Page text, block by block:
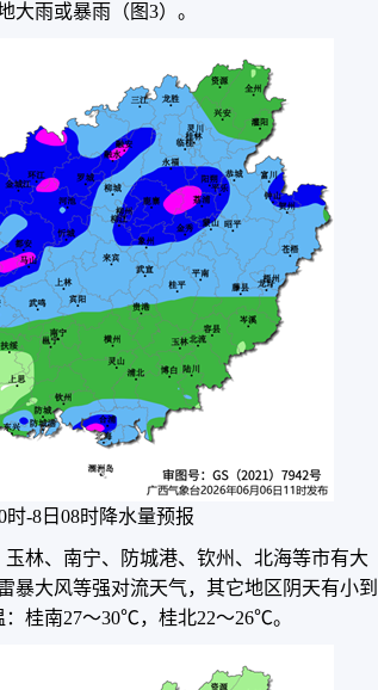
大雨或暴雨（图3）。
时-8日08时降水量预报
林、南宁、防城港、钦州、北海等市有大
暴大风等强对流天气，其它地区阴天有小到
桂南27～30℃，桂北22～26℃。